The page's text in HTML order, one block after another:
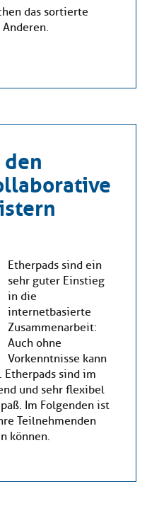
das sortierte
Etherpads sind ein
sehr guter Einstieg
in die
internetbasierte
Zusammenarbeit:
Auch ohne
Vorkenntnisse kann
sind im
und sehr flexibel
Im Folgenden ist
Teilnehmenden
können.